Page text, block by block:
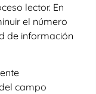
lector. En
el número
de información
campo